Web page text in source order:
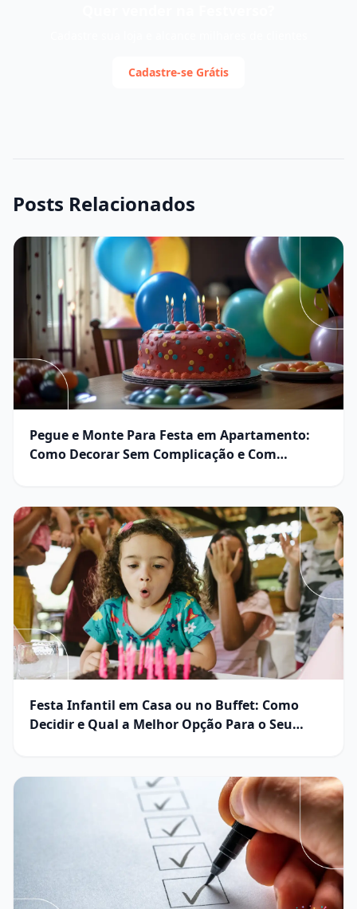
Cadastre-se Grátis
Posts Relacionados
Pegue e Monte Para Festa em Apartamento:
Como Decorar Sem Complicação e Com
Festa Infantil em Casa ou no Buffet: Como
Decidir e Qual a Melhor Opção Para o Seu